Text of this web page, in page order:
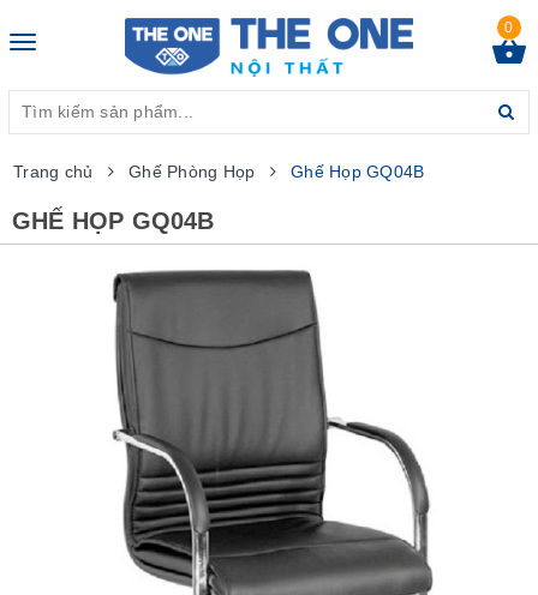
Toggle
0
Trang chủ Ghế Phòng Họp Ghế Họp GQ04B
GHẾ HỌP GQ04B